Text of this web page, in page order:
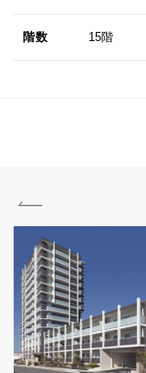
階数 15階